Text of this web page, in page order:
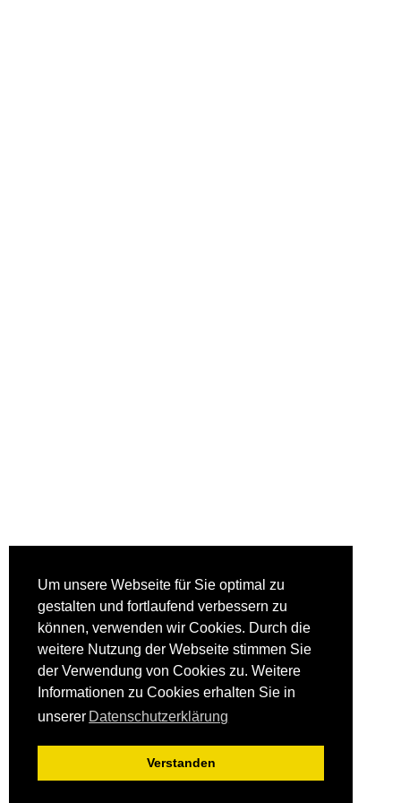
Um unsere Webseite für Sie optimal zu
gestalten und fortlaufend verbessern zu
können, verwenden wir Cookies. Durch die
weitere Nutzung der Webseite stimmen Sie
der Verwendung von Cookies zu. Weitere
Informationen zu Cookies erhalten Sie in
unserer Datenschutzerklärung
Verstanden